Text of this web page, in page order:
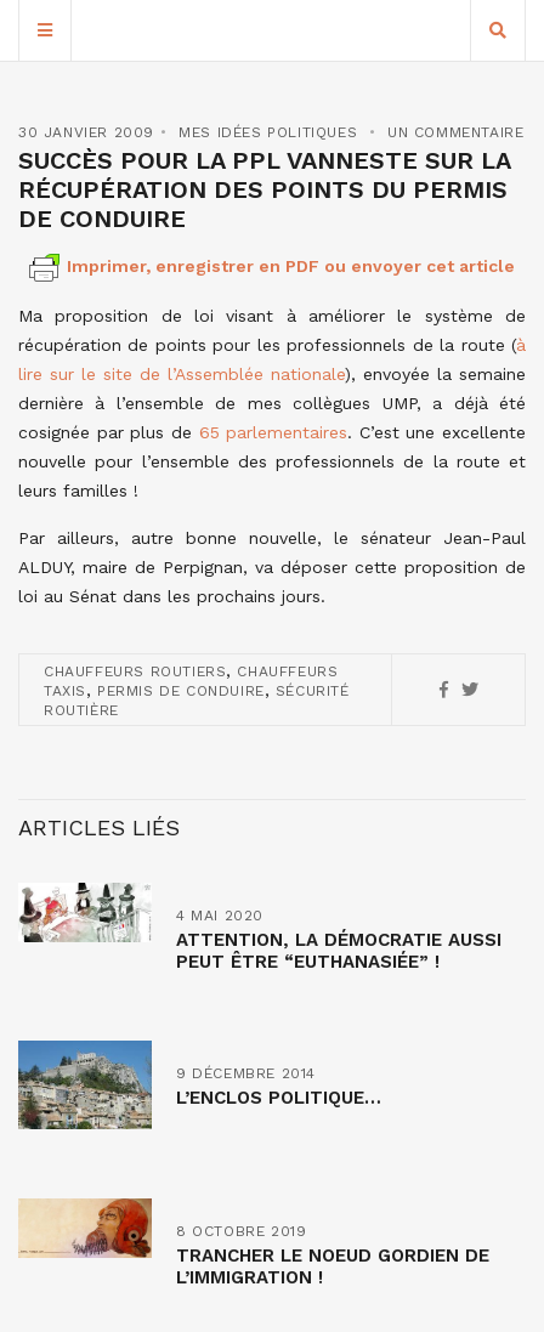
30 JANVIER 2009 MES IDÉES POLITIQUES UN COMMENTAIRE
SUCCÈS POUR LA PPL VANNESTE SUR LA
RÉCUPÉRATION DES POINTS DU PERMIS
DE CONDUIRE
Imprimer, enregistrer en PDF ou envoyer cet article
Ma proposition de loi visant à améliorer le système de
récupération de points pour les professionnels de la route (à
lire sur le site de l’Assemblée nationale), envoyée la semaine
dernière à l’ensemble de mes collègues UMP, a déjà été
cosignée par plus de 65 parlementaires. C’est une excellente
nouvelle pour l’ensemble des professionnels de la route et
leurs familles !
Par ailleurs, autre bonne nouvelle, le sénateur Jean-Paul
ALDUY, maire de Perpignan, va déposer cette proposition de
loi au Sénat dans les prochains jours.
CHAUFFEURS ROUTIERS, CHAUFFEURS
TAXIS , PERMIS DE CONDUIRE, SÉCURITÉ
ROUTIÈRE
ARTICLES LIÉS
4 MAI 2020
ATTENTION, LA DÉMOCRATIE AUSSI
PEUT ÊTRE “EUTHANASIÉE” !
9 DÉCEMBRE 2014
L’ENCLOS POLITIQUE…
8 OCTOBRE 2019
TRANCHER LE NOEUD GORDIEN DE
L’IMMIGRATION !